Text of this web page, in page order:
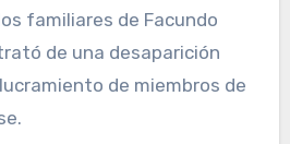
familiares de Facundo
de una desaparición
de miembros de